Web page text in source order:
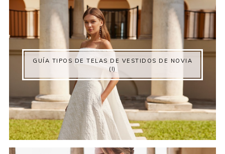
GUÍA TIPOS DE TELAS DE VESTIDOS DE NOVIA
(I)